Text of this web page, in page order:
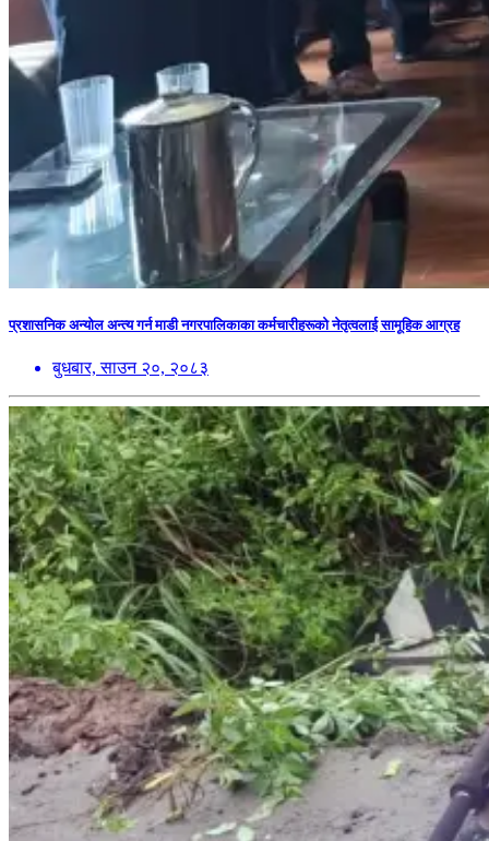
प्रशासनिक अन्योल अन्त्य गर्न माडी नगरपालिकाका कर्मचारीहरूको नेतृत्वलाई सामूहिक आग्रह
बुधबार, साउन २०, २०८३